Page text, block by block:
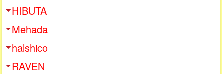
HIBUTA
Mehada
halshico
RAVEN